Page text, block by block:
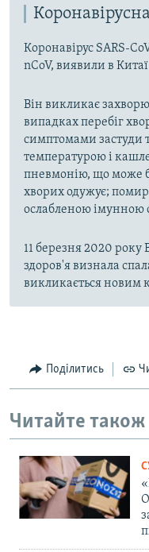
Коронавірус SARS-
nCoV, виявили в
Він викликає
випадках перебіг
симптомами застуди
температурою і
пневмонію, що може
хворих одужує;
ослабленою імунною
11 березня 2020 року
здоров'я визнала
викликається новим
Поділитись
Читайте також